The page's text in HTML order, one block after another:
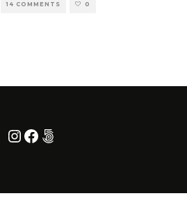
14 COMMENTS 0
Instagram
Facebook
500px